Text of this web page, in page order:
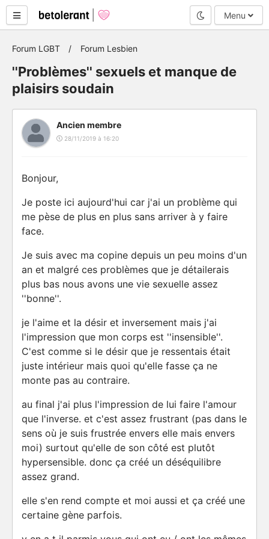
Mode nuit
Menu
Forum LGBT Forum Lesbien
''Problèmes'' sexuels et manque de
plaisirs soudain
Ancien membre
28/11/2019 à 16:20
Bonjour,
Je poste ici aujourd'hui car j'ai un problème qui
me pèse de plus en plus sans arriver à y faire
face.
Je suis avec ma copine depuis un peu moins d'un
an et malgré ces problèmes que je détailerais
plus bas nous avons une vie sexuelle assez
''bonne''.
je l'aime et la désir et inversement mais j'ai
l'impression que mon corps est ''insensible''.
C'est comme si le désir que je ressentais était
juste intérieur mais quoi qu'elle fasse ça ne
monte pas au contraire.
au final j'ai plus l'impression de lui faire l'amour
que l'inverse. et c'est assez frustrant (pas dans le
sens où je suis frustrée envers elle mais envers
moi) surtout qu'elle de son côté est plutôt
hypersensible. donc ça créé un déséquilibre
assez grand.
elle s'en rend compte et moi aussi et ça créé une
certaine gène parfois.